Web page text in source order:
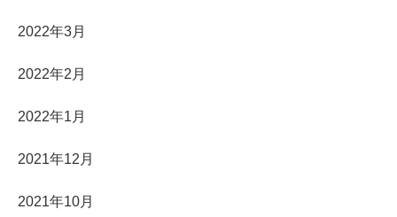
2022年3月
2022年2月
2022年1月
2021年12月
2021年10月